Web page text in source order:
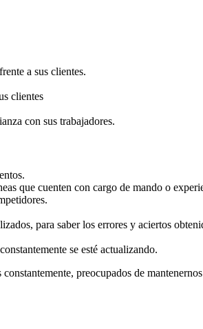
a sus clientes.
clientes
con sus trabajadores.
que cuenten con cargo de mando o
para saber los errores y aciertos
se esté actualizando.
preocupados de